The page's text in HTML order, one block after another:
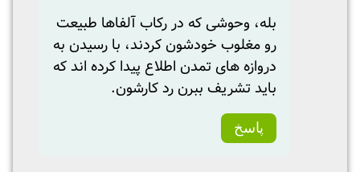
بله، وحوشی که در رکاب آلفاها طبیعت
رو مغلوب خودشون کردند، با رسیدن به
دروازه های تمدن اطلاع پیدا کرده اند که
باید تشریف ببرن رد کارشون.
پاسخ